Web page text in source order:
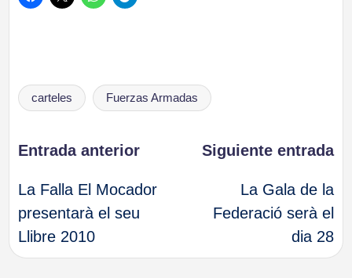
Etiquetas:
carteles Fuerzas Armadas
Navegación
de
entradas
Entrada anterior
La Falla El Mocador
presentarà el seu
Llibre 2010
Siguiente entrada
La Gala de la
Federació serà el
dia 28